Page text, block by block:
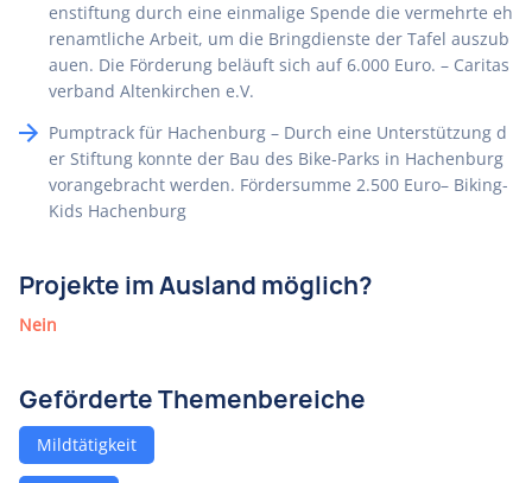
enstiftung durch eine einmalige Spende die vermehrte eh
renamtliche Arbeit, um die Bringdienste der Tafel auszub
auen. Die Förderung beläuft sich auf 6.000 Euro. – Caritas
verband Altenkirchen e.V.
Pumptrack für Hachenburg – Durch eine Unterstützung d
er Stiftung konnte der Bau des Bike-Parks in Hachenburg
vorangebracht werden. Fördersumme 2.500 Euro– Biking-
Kids Hachenburg
Projekte im Ausland möglich?
Nein
Geförderte Themenbereiche
Mildtätigkeit